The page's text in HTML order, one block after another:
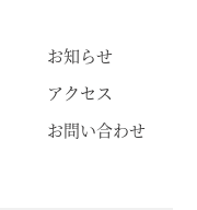
お知らせ
アクセス
お問い合わせ